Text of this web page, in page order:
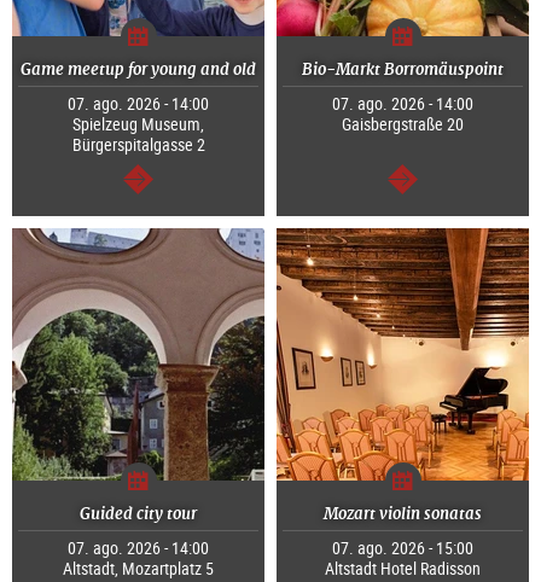
Game meetup for young and old
07. ago. 2026 - 14:00
Spielzeug Museum,
Bürgerspitalgasse 2
segue
Bio-Markt Borromäuspoint
07. ago. 2026 - 14:00
Gaisbergstraße 20
segue
Guided city tour
07. ago. 2026 - 14:00
Altstadt, Mozartplatz 5
Mozart violin sonatas
07. ago. 2026 - 15:00
Altstadt Hotel Radisson